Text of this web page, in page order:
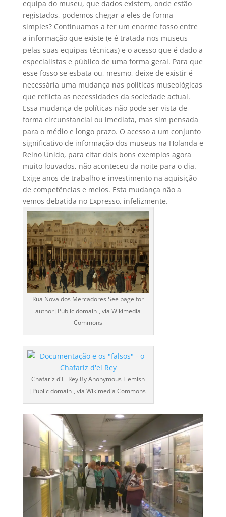
equipa do museu, que dados existem, onde estão
registados, podemos chegar a eles de forma
simples? Continuamos a ter um enorme fosso entre
a informação que existe (e é tratada nos museus
pelas suas equipas técnicas) e o acesso que é dado a
especialistas e público de uma forma geral. Para que
esse fosso se esbata ou, mesmo, deixe de existir é
necessária uma mudança nas políticas museológicas
que reflicta as necessidades da sociedade actual.
Essa mudança de políticas não pode ser vista de
forma circunstancial ou imediata, mas sim pensada
para o médio e longo prazo. O acesso a um conjunto
significativo de informação dos museus na Holanda e
Reino Unido, para citar dois bons exemplos agora
muito louvados, não aconteceu da noite para o dia.
Exige anos de trabalho e investimento na aquisição
de competências e meios. Esta mudança não a
vemos debatida no Expresso, infelizmente.
Rua Nova dos Mercadores See page for
author [Public domain], via Wikimedia
Commons
Chafariz d'El Rey By Anonymous Flemish
[Public domain], via Wikimedia Commons